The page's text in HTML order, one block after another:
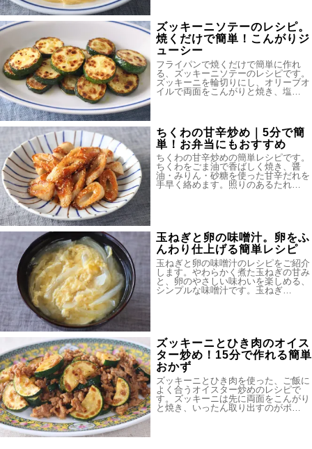
ズッキーニソテーのレシピ。
焼くだけで簡単！こんがりジ
ューシー
フライパンで焼くだけで簡単に作れ
る、ズッキーニソテーのレシピです。
ズッキーニを輪切りにし、オリーブオ
イルで両面をこんがりと焼き、塩…
ちくわの甘辛炒め｜5分で簡
単！お弁当にもおすすめ
ちくわの甘辛炒めの簡単レシピです。
ちくわをごま油で香ばしく焼き、醤
油・みりん・砂糖を使った甘辛だれを
手早く絡めます。照りのあるたれ…
玉ねぎと卵の味噌汁。卵をふ
んわり仕上げる簡単レシピ
玉ねぎと卵の味噌汁のレシピをご紹介
します。やわらかく煮た玉ねぎの甘み
と、卵のやさしい味わいを楽しめる、
シンプルな味噌汁です。玉ねぎ…
ズッキーニとひき肉のオイス
ター炒め！15分で作れる簡単
おかず
ズッキーニとひき肉を使った、ご飯に
よく合うオイスター炒めのレシピで
す。ズッキーニは先に両面をこんがり
と焼き、いったん取り出すのがポ…